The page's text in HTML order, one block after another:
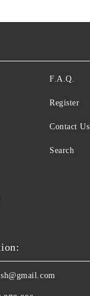
F.A.Q.
Register
Contact Us
Search